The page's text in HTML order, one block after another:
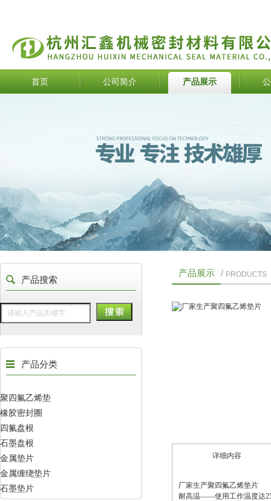
首页 公司简介 产品展示
产品搜索
产品分类
聚四氟乙烯垫
橡胶密封圈
四氟盘根
石墨盘根
金属垫片
金属缠绕垫片
石墨垫片
产品展示 / PRODUCTS
详细内容
厂家生产聚四氟乙烯垫片
耐高温——使用工作温度达